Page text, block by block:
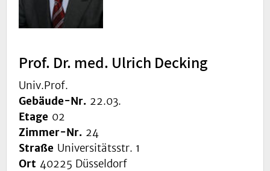
Prof. Dr. med. Ulrich Decking
Univ.Prof.
Gebäude-Nr. 22.03.
Etage 02
Zimmer-Nr. 24
Straße Universitätsstr. 1
Ort 40225 Düsseldorf